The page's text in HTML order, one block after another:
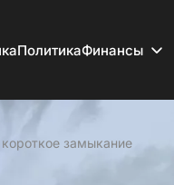
ПолитикаФинансы
замыкание